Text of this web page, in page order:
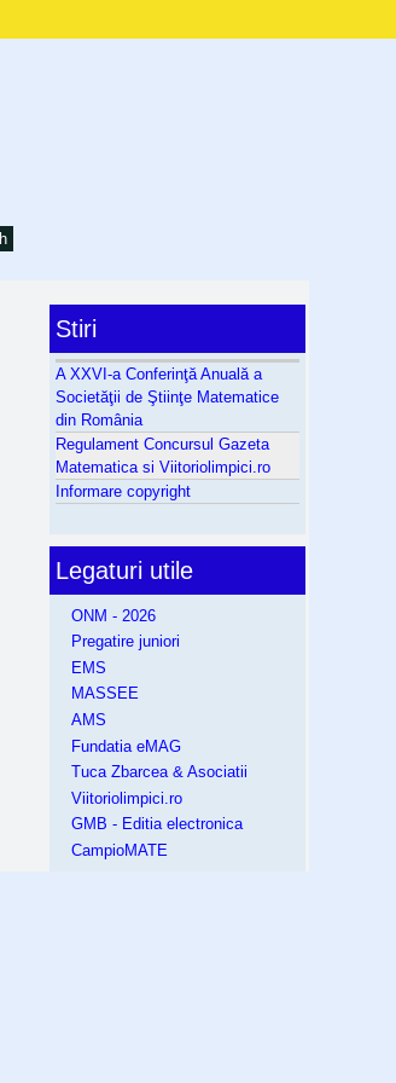
Stiri
A XXVI-a Conferinţă Anuală a
Societăţii de Ştiinţe Matematice
din România
Regulament Concursul Gazeta
Matematica si Viitoriolimpici.ro
Informare copyright
Legaturi utile
ONM - 2026
Pregatire juniori
EMS
MASSEE
AMS
Fundatia eMAG
Tuca Zbarcea & Asociatii
Viitoriolimpici.ro
GMB - Editia electronica
CampioMATE